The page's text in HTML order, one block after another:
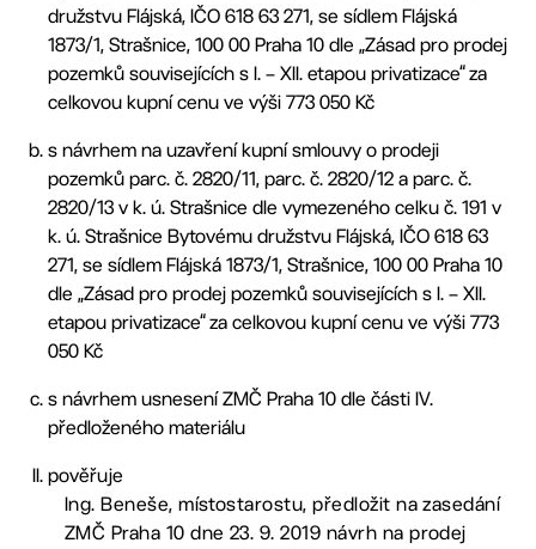
družstvu Flájská, IČO 618 63 271, se sídlem Flájská
1873/1, Strašnice, 100 00 Praha 10 dle „Zásad pro prodej
pozemků souvisejících s I. – XII. etapou privatizace“ za
celkovou kupní cenu ve výši 773 050 Kč
s návrhem na uzavření kupní smlouvy o prodeji
pozemků parc. č. 2820/11, parc. č. 2820/12 a parc. č.
2820/13 v k. ú. Strašnice dle vymezeného celku č. 191 v
k. ú. Strašnice Bytovému družstvu Flájská, IČO 618 63
271, se sídlem Flájská 1873/1, Strašnice, 100 00 Praha 10
dle „Zásad pro prodej pozemků souvisejících s I. – XII.
etapou privatizace“ za celkovou kupní cenu ve výši 773
050 Kč
s návrhem usnesení ZMČ Praha 10 dle části IV.
předloženého materiálu
pověřuje
Ing. Beneše, místostarostu, předložit na zasedání
ZMČ Praha 10 dne 23. 9. 2019 návrh na prodej